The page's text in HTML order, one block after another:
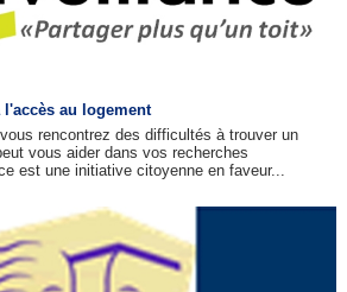
l'accès au logement
rencontrez des difficultés à trouver un
vous aider dans vos recherches
est une initiative citoyenne en faveur...